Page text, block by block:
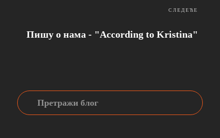
СЛЕДЕЋЕ
Пишу о нама - "According to Kristina"